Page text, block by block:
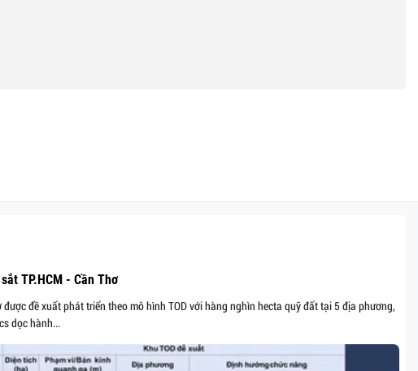
TP.HCM - Cần Thơ
đề xuất phát triển theo mô hình TOD với hàng nghìn hecta quỹ đất tại 5 địa phương,
dọc hành...